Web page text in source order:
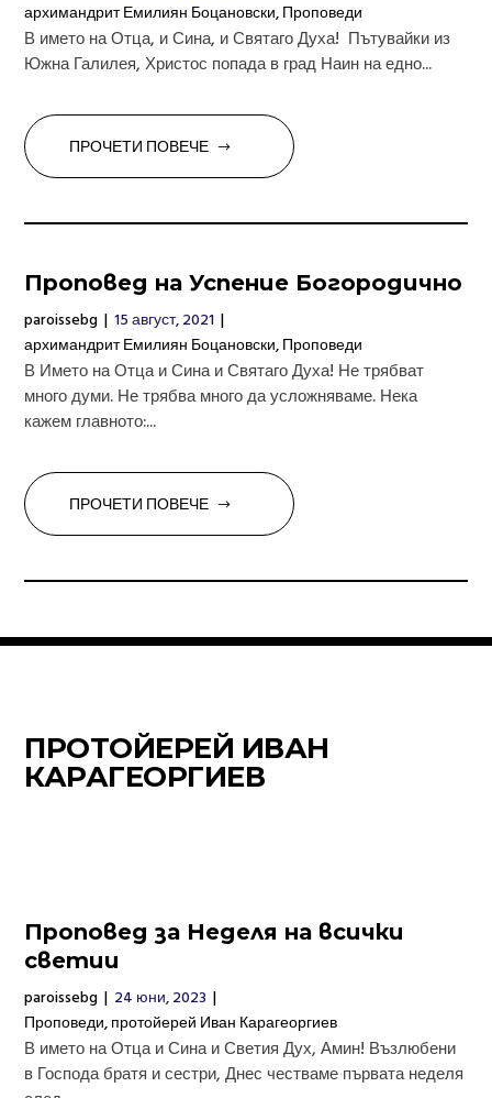
архимандрит Емилиян Боцановски, Проповеди
В името на Отца, и Сина, и Святаго Духа! Пътувайки из
Южна Галилея, Христос попада в град Наин на едно...
ПРОЧЕТИ ПОВЕЧЕ
Проповед на Успение Богородично
paroissebg | 15 август, 2021 |
архимандрит Емилиян Боцановски, Проповеди
В Името на Отца и Сина и Святаго Духа! Не трябват
много думи. Не трябва много да усложняваме. Нека
кажем главното:...
ПРОЧЕТИ ПОВЕЧЕ
ПРОТОЙЕРЕЙ ИВАН
КАРАГЕОРГИЕВ
Проповед за Неделя на всички
светии
paroissebg | 24 юни, 2023 |
Проповеди, протойерей Иван Карагеоргиев
В името на Отца и Сина и Светия Дух, Амин! Възлюбени
в Господа братя и сестри, Днес честваме първата неделя